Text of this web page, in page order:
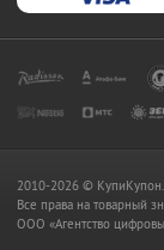
2010-2026 ©
Все права на товарный
OOO «Агентство